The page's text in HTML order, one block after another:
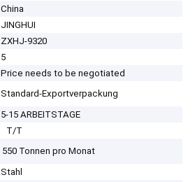
China
JINGHUI
ZXHJ-9320
5
Price needs to be negotiated
Standard-Exportverpackung
5-15 ARBEITSTAGE
T/T
550 Tonnen pro Monat
Stahl